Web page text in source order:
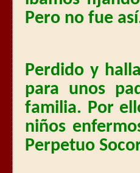
Pero no fue
Perdido y
para unos
familia. Por
niños
Perpetuo